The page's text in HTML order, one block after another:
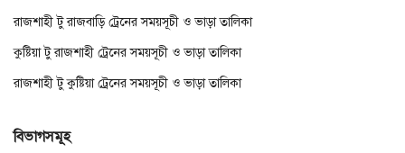
রাজশাহী টু রাজবাড়ি ট্রেনের সময়সূচী ও ভাড়া তালিকা
কুষ্টিয়া টু রাজশাহী ট্রেনের সময়সূচী ও ভাড়া তালিকা
রাজশাহী টু কুষ্টিয়া ট্রেনের সময়সূচী ও ভাড়া তালিকা
বিভাগসমূহ